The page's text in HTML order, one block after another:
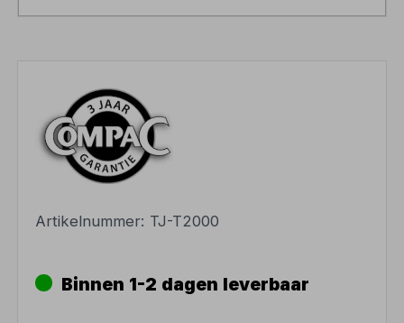
Artikelnummer: TJ-T2000
Binnen 1-2 dagen leverbaar